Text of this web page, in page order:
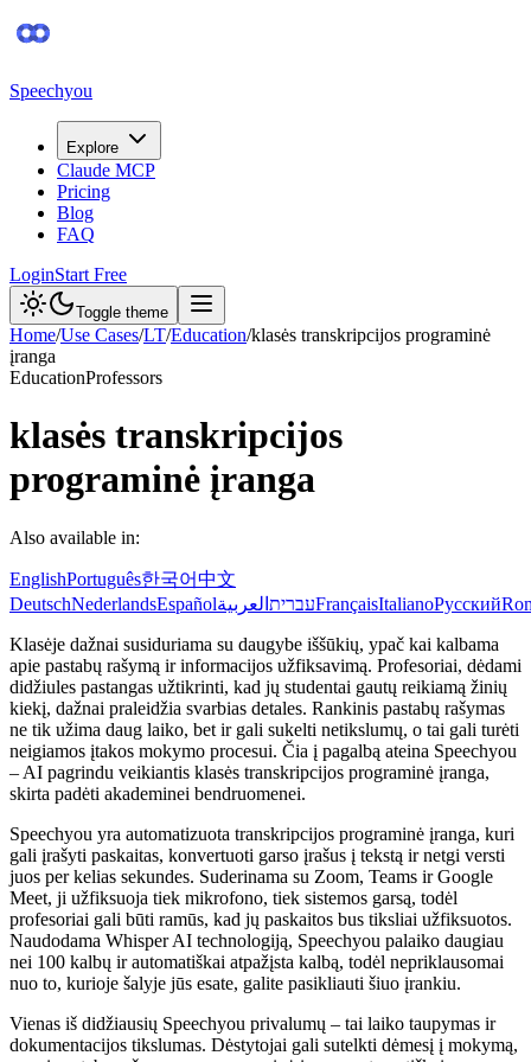
Speechyou
Explore
Claude MCP
Pricing
Blog
FAQ
LoginStart Free
Toggle theme
Home/Use Cases/LT/Education/klasės transkripcijos programinė
įranga
EducationProfessors
klasės transkripcijos
programinė įranga
Also available in:
EnglishPortuguês한국어中文
DeutschNederlandsEspañol עברית العربية FrançaisItalianoРусский
Klasėje dažnai susiduriama su daugybe iššūkių, ypač kai kalbama
apie pastabų rašymą ir informacijos užfiksavimą. Profesoriai, dėdami
didžiules pastangas užtikrinti, kad jų studentai gautų reikiamą žinių
kiekį, dažnai praleidžia svarbias detales. Rankinis pastabų rašymas
ne tik užima daug laiko, bet ir gali sukelti netikslumų, o tai gali turėti
neigiamos įtakos mokymo procesui. Čia į pagalbą ateina Speechyou
– AI pagrindu veikiantis klasės transkripcijos programinė įranga,
skirta padėti akademinei bendruomenei.
Speechyou yra automatizuota transkripcijos programinė įranga, kuri
gali įrašyti paskaitas, konvertuoti garso įrašus į tekstą ir netgi versti
juos per kelias sekundes. Suderinama su Zoom, Teams ir Google
Meet, ji užfiksuoja tiek mikrofono, tiek sistemos garsą, todėl
profesoriai gali būti ramūs, kad jų paskaitos bus tiksliai užfiksuotos.
Naudodama Whisper AI technologiją, Speechyou palaiko daugiau
nei 100 kalbų ir automatiškai atpažįsta kalbą, todėl nepriklausomai
nuo to, kurioje šalyje jūs esate, galite pasikliauti šiuo įrankiu.
Vienas iš didžiausių Speechyou privalumų – tai laiko taupymas ir
dokumentacijos tikslumas. Dėstytojai gali sutelkti dėmesį į mokymą,